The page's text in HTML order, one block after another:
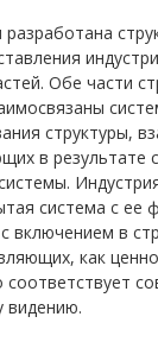
Обе части
структуры,
в результате
система с ее
включением в
как
соответствует
видению.